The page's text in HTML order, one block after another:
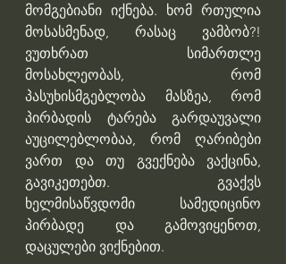
მომგებიანი იქნება. ხომ რთულია
მოსასმენად, რასაც ვამბობ?!
ვუთხრათ სიმართლე
მოსახლეობას, რომ
პასუხისმგებლობა მასზეა, რომ
პირბადის ტარება გარდაუვალი
აუცილებლობაა, რომ ღარიბები
ვართ და თუ გვექნება ვაქცინა,
გავიკეთებთ. გვაქვს
ხელმისაწვდომი სამედიცინო
პირბადე და გამოვიყენოთ,
დაცულები ვიქნებით.